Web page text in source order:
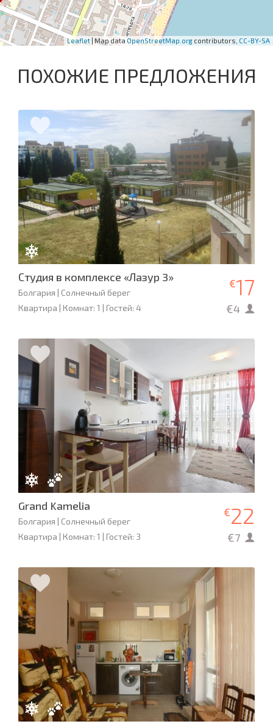
Leaflet| Map data OpenStreetMap.org contributors, CC-BY-SA
ПОХОЖИЕ ПРЕДЛОЖЕНИЯ
Студия в комплексе «Лазур 3»
Болгария | Солнечный берег
Квартира | Комнат: 1 | Гостей: 4
€17
€4
Grand Kamelia
Болгария | Солнечный берег
Квартира | Комнат: 1 | Гостей: 3
€22
€7